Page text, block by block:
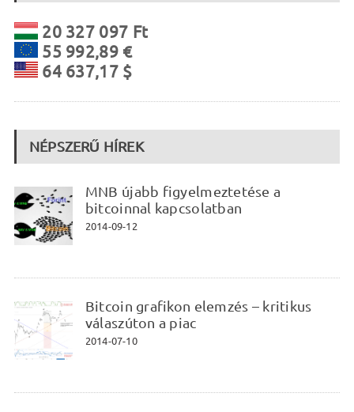
20 327 097 Ft
55 992,89 €
64 637,17 $
NÉPSZERŰ HÍREK
MNB újabb figyelmeztetése a
bitcoinnal kapcsolatban
2014-09-12
Bitcoin grafikon elemzés – kritikus
válaszúton a piac
2014-07-10